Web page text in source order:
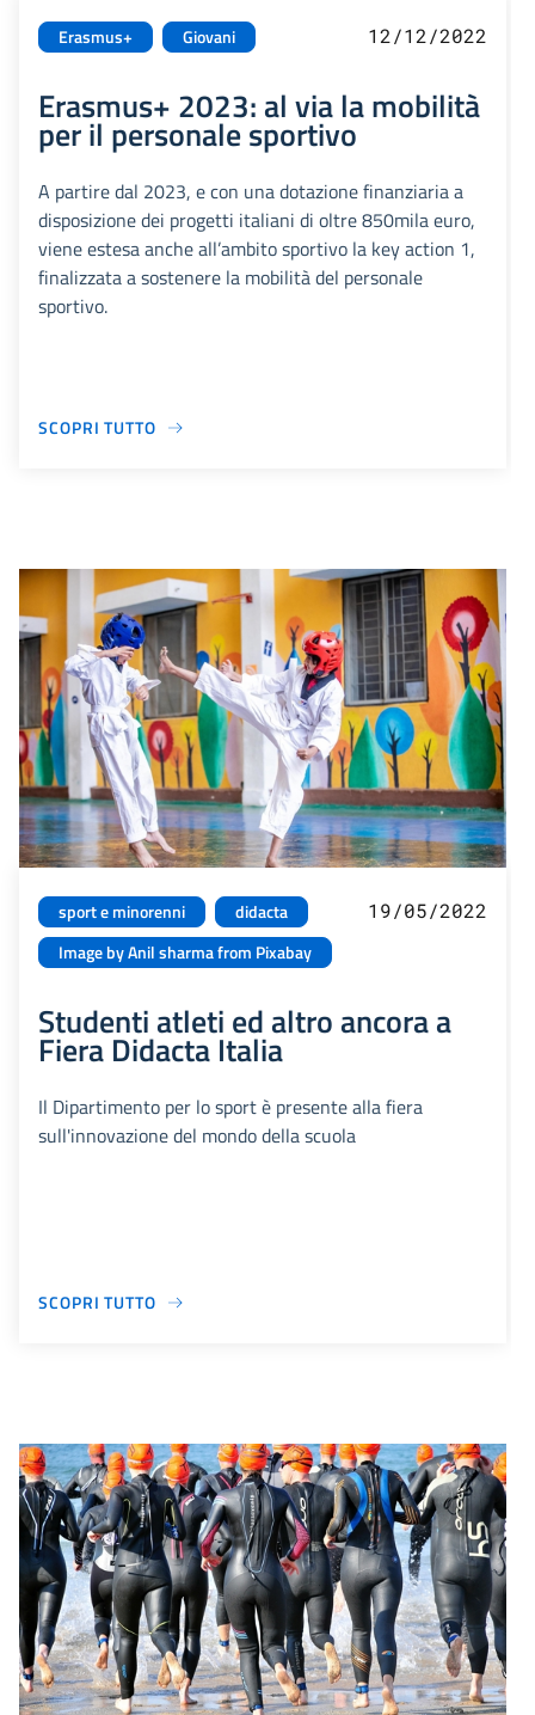
Erasmus+ Giovani 12/12/2022
Erasmus+ 2023: al via la mobilità
per il personale sportivo
A partire dal 2023, e con una dotazione finanziaria a
disposizione dei progetti italiani di oltre 850mila euro,
viene estesa anche all’ambito sportivo la key action 1,
finalizzata a sostenere la mobilità del personale
sportivo.
SCOPRI TUTTO
sport e minorenni
didacta
Image by Anil sharma from Pixabay
19/05/2022
Studenti atleti ed altro ancora a
Fiera Didacta Italia
Il Dipartimento per lo sport è presente alla fiera
sull'innovazione del mondo della scuola
SCOPRI TUTTO